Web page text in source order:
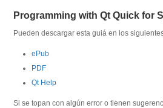
Programming with Qt Quick for
Pueden descargar esta guiá en los
ePub
PDF
Qt Help
Si se topan con algún error o tienen